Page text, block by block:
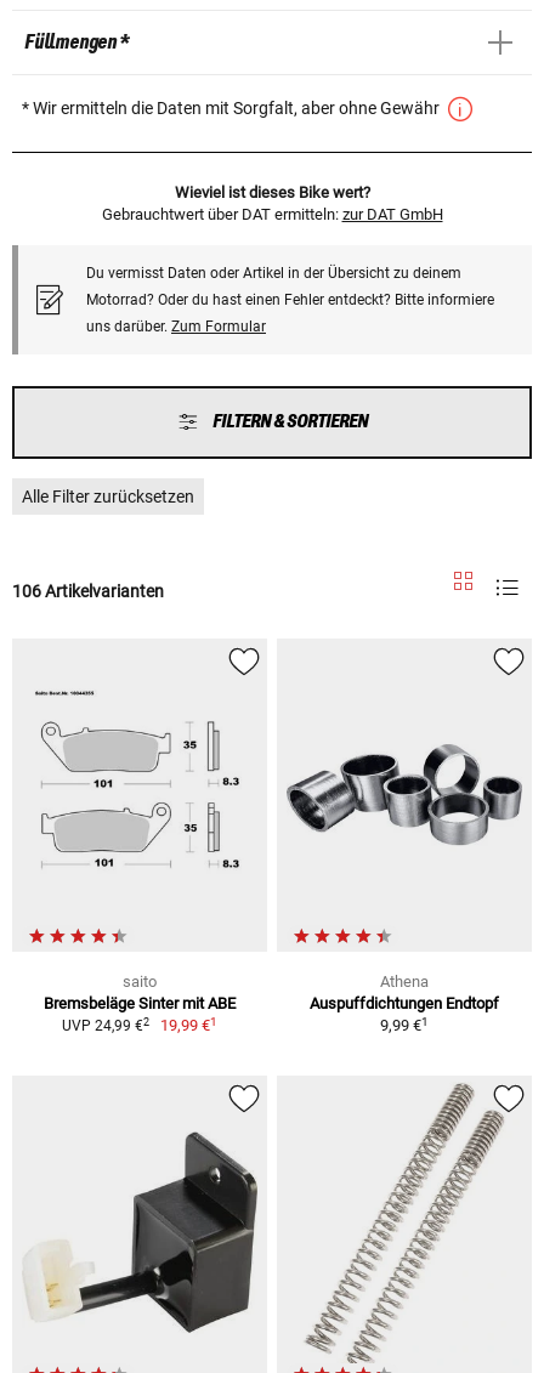
Füllmengen *
* Wir ermitteln die Daten mit Sorgfalt, aber ohne Gewähr
Wieviel ist dieses Bike wert?
Gebrauchtwert über DAT ermitteln: zur DAT GmbH
Du vermisst Daten oder Artikel in der Übersicht zu deinem
Motorrad? Oder du hast einen Fehler entdeckt? Bitte informiere
uns darüber. Zum Formular
FILTERN & SORTIEREN
Alle Filter zurücksetzen
106 Artikelvarianten
saito
Bremsbeläge Sinter mit ABE
UVP 24,99 €2 19,99 €1
Athena
Auspuffdichtungen Endtopf
9,99 €1